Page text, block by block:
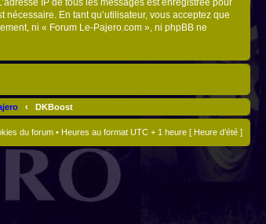
IP de tous les messages est enregistrée pour
En tant qu’utilisateur, vous acceptez que
ni « Forum Le-Pajero.com », ni phpBB ne
‹ DKBoost
du forum • Heures au format UTC + 1 heure [ Heure d’été ]